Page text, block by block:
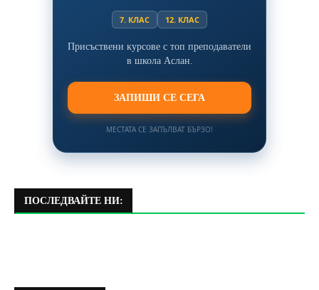
7. КЛАС 12. КЛАС
Присъствени курсове с топ преподаватели
в школа Аслан.
ЗАПИШИ СЕ СЕГА
МЕСТАТА СЕ ЗАПЪЛВАТ БЪРЗО!
ПОСЛЕДВАЙТЕ НИ: